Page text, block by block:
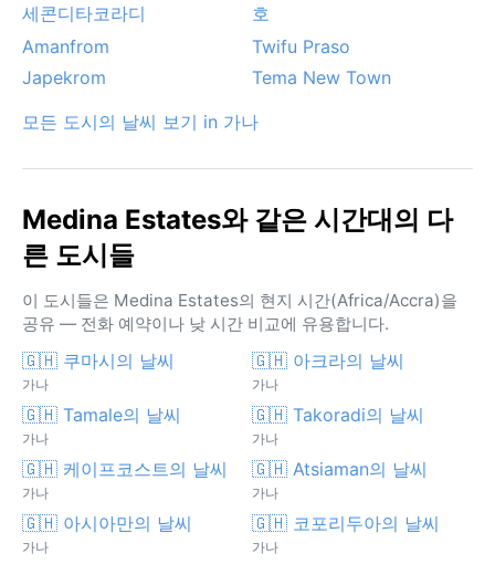
세콘디타코라디
호
Amanfrom
Twifu Praso
Japekrom
Tema New Town
모든 도시의 날씨 보기 in 가나
Medina Estates와 같은 시간대의 다
른 도시들
이 도시들은 Medina Estates의 현지 시간(Africa/Accra)을
공유 — 전화 예약이나 낮 시간 비교에 유용합니다.
🇬🇭 쿠마시의 날씨
가나
🇬🇭 아크라의 날씨
가나
🇬🇭 Tamale의 날씨
가나
🇬🇭 Takoradi의 날씨
가나
🇬🇭 케이프코스트의 날씨
가나
🇬🇭 Atsiaman의 날씨
가나
🇬🇭 아시아만의 날씨
가나
🇬🇭 코포리두아의 날씨
가나